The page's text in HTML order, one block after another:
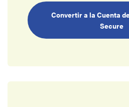
Convertir a la Cuenta
Secure